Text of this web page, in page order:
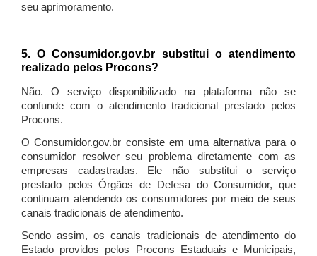
seu aprimoramento.
5. O Consumidor.gov.br substitui o atendimento
realizado pelos Procons?
Não. O serviço disponibilizado na plataforma não se
confunde com o atendimento tradicional prestado pelos
Procons.
O Consumidor.gov.br consiste em uma alternativa para o
consumidor resolver seu problema diretamente com as
empresas cadastradas. Ele não substitui o serviço
prestado pelos Órgãos de Defesa do Consumidor, que
continuam atendendo os consumidores por meio de seus
canais tradicionais de atendimento.
Sendo assim, os canais tradicionais de atendimento do
Estado providos pelos Procons Estaduais e Municipais,